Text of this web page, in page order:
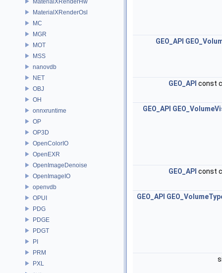
MaterialXRenderOsl
MC
MGR
MOT
MSS
nanovdb
NET
OBJ
OH
onnxruntime
OP
OP3D
OpenColorIO
OpenEXR
OpenImageDenoise
OpenImageIO
openvdb
OPUI
PDG
PDGE
PDGT
PI
PRM
PXL
GEO_API
GEO_API const
GEO_API
GEO_API const
GEO_API